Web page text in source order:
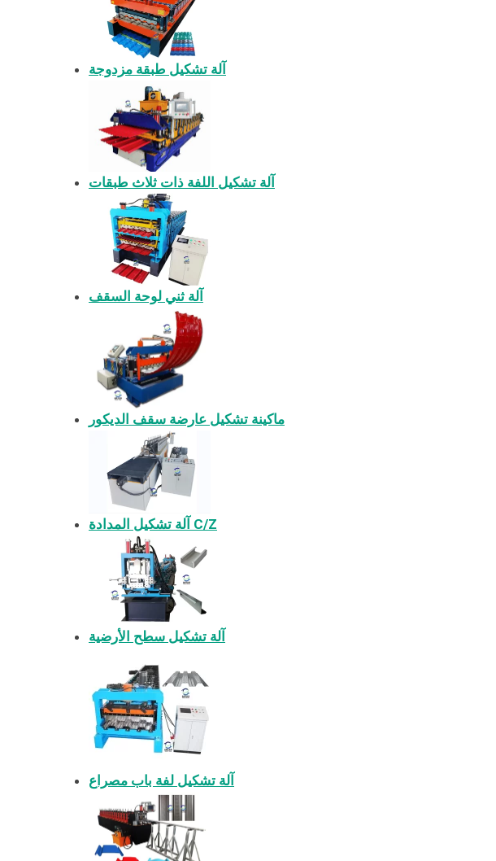
آلة تشكيل طبقة مزدوجة
آلة تشكيل اللفة ذات ثلاث طبقات
آلة ثني لوحة السقف
ماكينة تشكيل عارضة سقف الديكور
آلة تشكيل المدادة C/Z
آلة تشكيل سطح الأرضية
آلة تشكيل لفة باب مصراع